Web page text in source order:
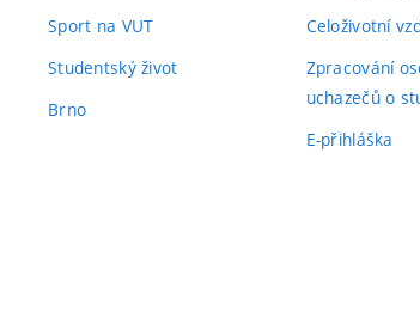
Sport na VUT
Studentský život
Brno
Celoživotní
Zpracování
uchazečů o
E-přihláška